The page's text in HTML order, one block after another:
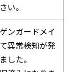
い。
ンガードメイ
異常検知が発
した。